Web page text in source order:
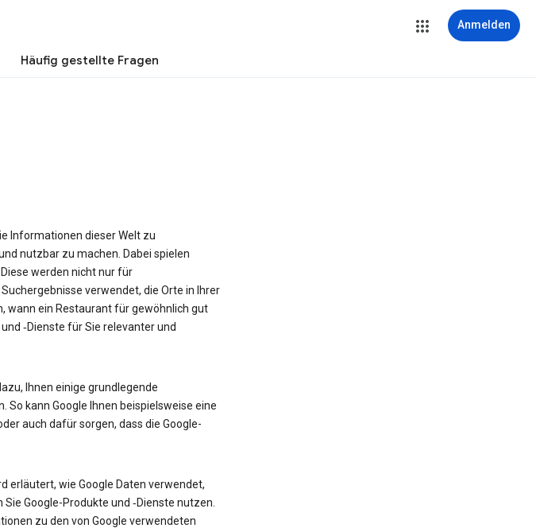
Anmelden
Häufig gestellte Fragen
Informationen dieser Welt zu
nutzbar zu machen. Dabei spielen
werden nicht nur für
verwendet, die Orte in Ihrer
wann ein Restaurant für gewöhnlich gut
‑Dienste für Sie relevanter und
Ihnen einige grundlegende
kann Google Ihnen beispielsweise eine
auch dafür sorgen, dass die Google-
erläutert, wie Google Daten verwendet,
Google-Produkte und ‑Dienste nutzen.
zu den von Google verwendeten